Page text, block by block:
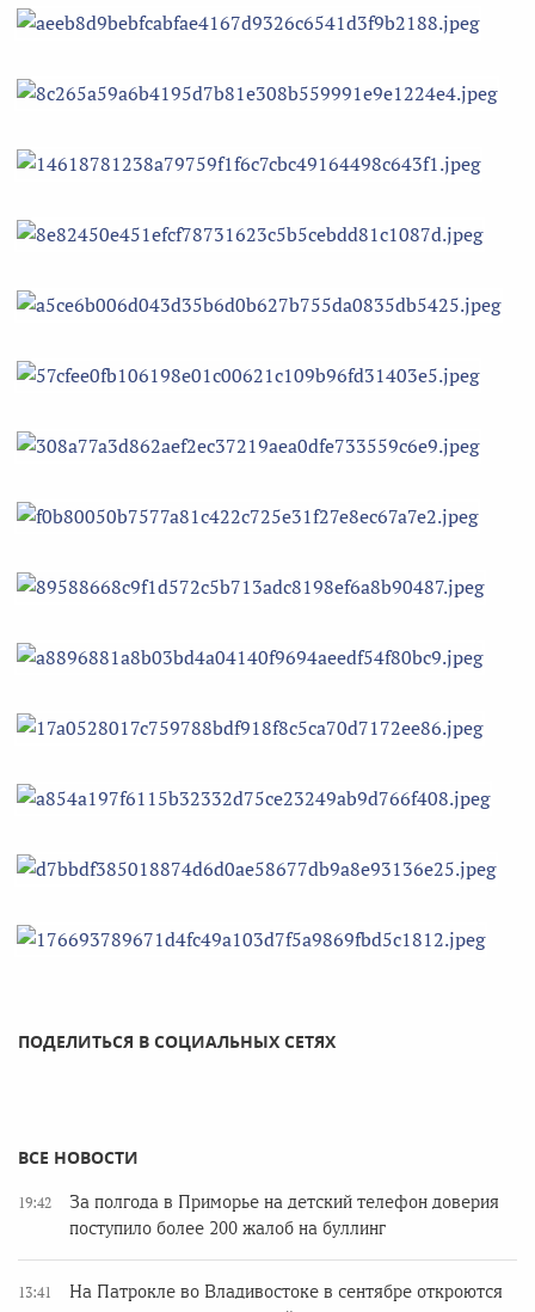
ПОДЕЛИТЬСЯ В СОЦИАЛЬНЫХ СЕТЯХ
ВСЕ НОВОСТИ
19:42
За полгода в Приморье на детский телефон доверия
поступило более 200 жалоб на буллинг
13:41
На Патрокле во Владивостоке в сентябре откроются